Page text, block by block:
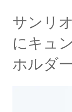
サンリ
にキュ
ホルダー